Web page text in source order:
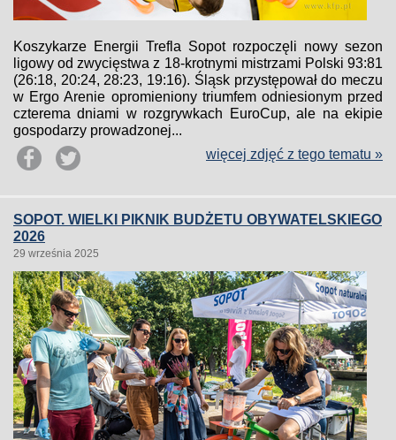
Koszykarze Energii Trefla Sopot rozpoczęli nowy sezon
ligowy od zwycięstwa z 18-krotnymi mistrzami Polski 93:81
(26:18, 20:24, 28:23, 19:16). Śląsk przystępował do meczu
w Ergo Arenie opromieniony triumfem odniesionym przed
czterema dniami w rozgrywkach EuroCup, ale na ekipie
gospodarzy prowadzonej...
więcej zdjęć z tego tematu »
SOPOT. WIELKI PIKNIK BUDŻETU OBYWATELSKIEGO
2026
29 września 2025